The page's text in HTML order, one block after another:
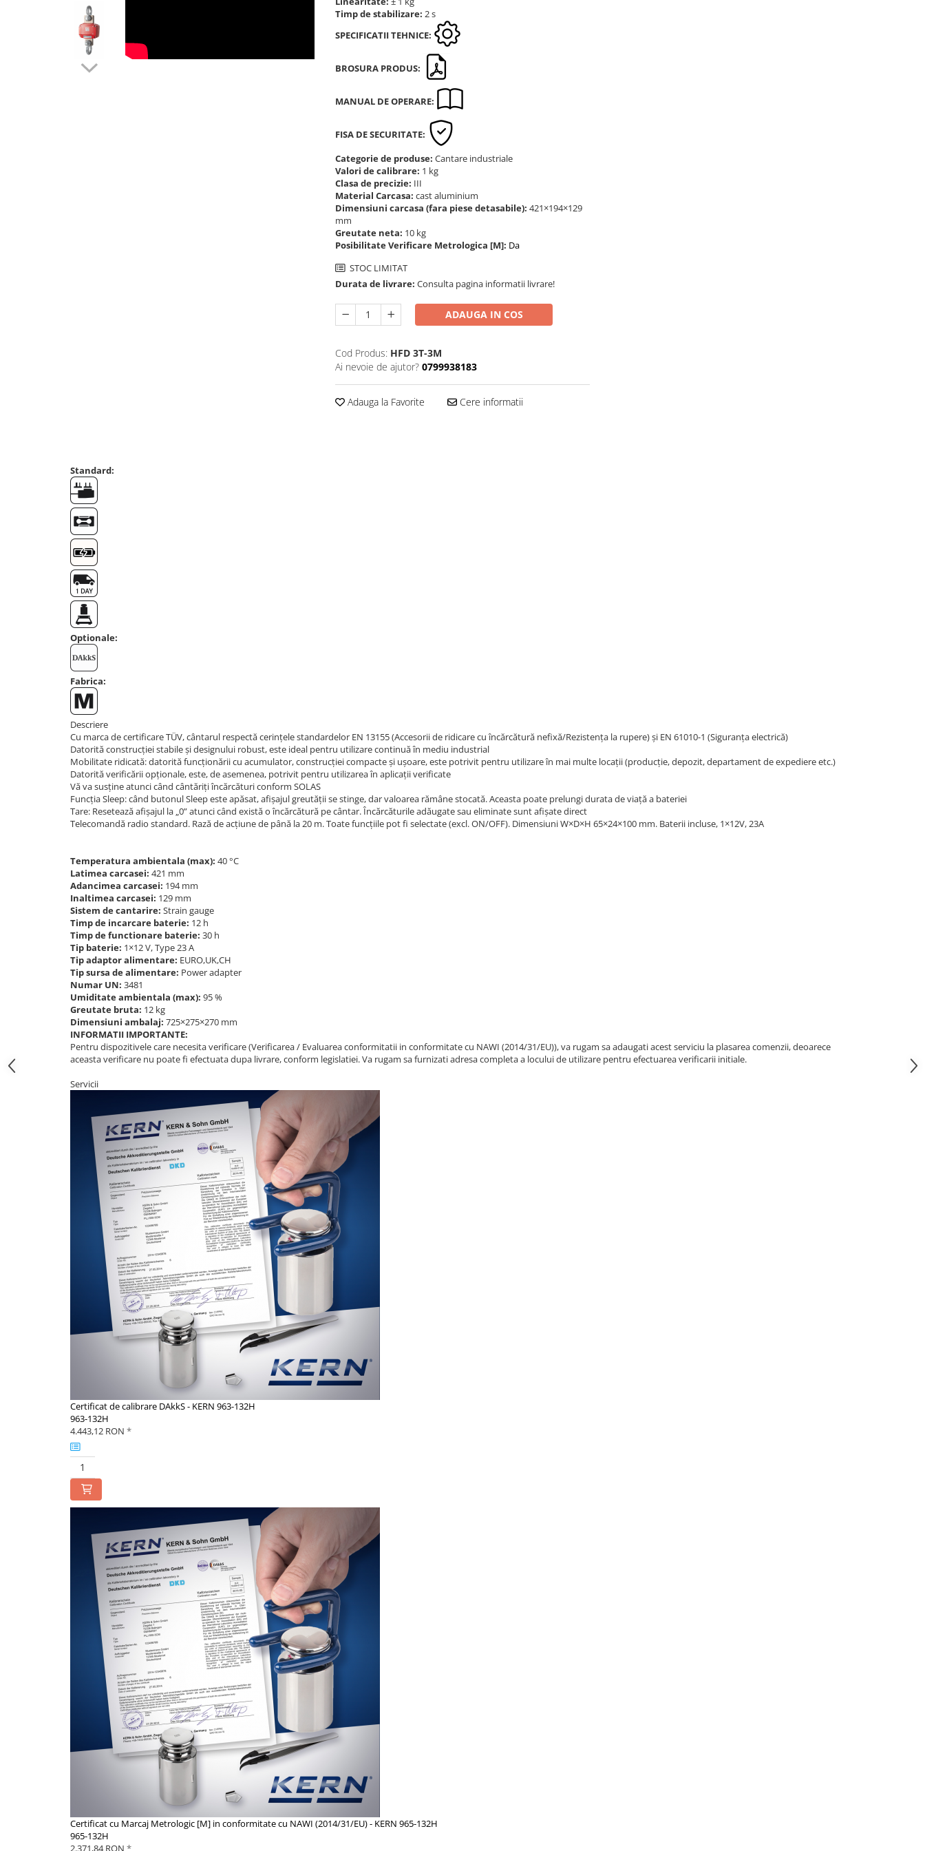
Cantare de banc
Cantare de numarare
Cantare de podea
Cantare drive-through
Cantare pentru paleti
Set verificare minimal
Cutii pentru clean room
Cutii din POM
Seturi de greutati
Greutati individuale
Greutati newtoniene
Bare suport (Newtoniene)
Instrumente de masurare
Celule de forta
Celule de sarcina
Celule masurare masa
Senzori de cuplu
Durometre pentru metale (Leeb)
Durometre pentru metale (UCI)
Durometre pentru plastic (Shore)
Masurare metrica a lungimii
Componente pentru masurare
Masurarea fortei - Digital
Masurarea mecanica a fortei
Testere pietre funerare
Masurare cuplu pentru capace cu
Masurare cuplu pentru scule
Masurarea grosimii materialului
Metoda Echo-Echo
Metoda Pulse-Echo
Mediul si siguranta muncii
Masurarea intensitatii luminoase
Termometre cu infrarosu
Standuri testare forta
Standuri testare manuala
Standuri testare motorizata
Componente pentru masurare
Componente pentru masurare
Sisteme de cantarire Industry 4.0
Camere microscop
Microscoape cu lumina transmisa
Microscop metalurgic
Stereomicroscoape
Timp de stabilizare: 2 s
SPECIFICATII TEHNICE:
BROSURA PRODUS:
MANUAL DE OPERARE:
FISA DE SECURITATE:
Categorie de produse: Cantare industriale
Valori de calibrare: 1 kg
Clasa de precizie: III
Material Carcasa: cast aluminium
Dimensiuni carcasa (fara piese detasabile): 421×194×129
mm
Greutate neta: 10 kg
Posibilitate Verificare Metrologica [M]: Da
STOC LIMITAT
Durata de livrare: Consulta pagina informatii livrare!
ADAUGA IN COS
Cod Produs: HFD 3T-3M
Ai nevoie de ajutor? 0799938183
Adauga la Favorite Cere informatii
Standard:
Optionale:
Fabrica:
Descriere
Cu marca de certificare TÜV, cântarul respectă cerințele standardelor EN 13155 (Accesorii de ridicare cu încărcătură nefixă/Rezistența la rupere) și EN 61010-1 (Siguranța electrică)
Datorită construcției stabile și designului robust, este ideal pentru utilizare continuă în mediu industrial
Mobilitate ridicată: datorită funcționării cu acumulator, construcției compacte și ușoare, este potrivit pentru utilizare în mai multe locații (producție, depozit, departament de expediere etc.)
Datorită verificării opționale, este, de asemenea, potrivit pentru utilizarea în aplicații verificate
Vă va susține atunci când cântăriți încărcături conform SOLAS
Funcția Sleep: când butonul Sleep este apăsat, afișajul greutății se stinge, dar valoarea rămâne stocată. Aceasta poate prelungi durata de viață a bateriei
Tare: Resetează afișajul la „0” atunci când există o încărcătură pe cântar. Încărcăturile adăugate sau eliminate sunt afișate direct
Telecomandă radio standard. Rază de acțiune de până la 20 m. Toate funcțiile pot fi selectate (excl. ON/OFF). Dimensiuni W×D×H 65×24×100 mm. Baterii incluse, 1×12V, 23A
Temperatura ambientala (max): 40 °C
Latimea carcasei: 421 mm
Adancimea carcasei: 194 mm
Inaltimea carcasei: 129 mm
Sistem de cantarire: Strain gauge
Timp de incarcare baterie: 12 h
Timp de functionare baterie: 30 h
Tip baterie: 1×12 V, Type 23 A
Tip adaptor alimentare: EURO,UK,CH
Tip sursa de alimentare: Power adapter
Numar UN: 3481
Umiditate ambientala (max): 95 %
Greutate bruta: 12 kg
Dimensiuni ambalaj: 725×275×270 mm
INFORMATII IMPORTANTE:
Pentru dispozitivele care necesita verificare (Verificarea / Evaluarea conformitatii in conformitate cu NAWI (2014/31/EU)), va rugam sa adaugati acest serviciu la plasarea comenzii, deoarece
aceasta verificare nu poate fi efectuata dupa livrare, conform legislatiei. Va rugam sa furnizati adresa completa a locului de utilizare pentru efectuarea verificarii initiale.
Servicii
Certificat de calibrare DAkkS - KERN 963-132H
963-132H
4.443,12 RON *
Certificat cu Marcaj Metrologic [M] in conformitate cu NAWI (2014/31/EU) - KERN 965-132H
965-132H
2.371,84 RON *